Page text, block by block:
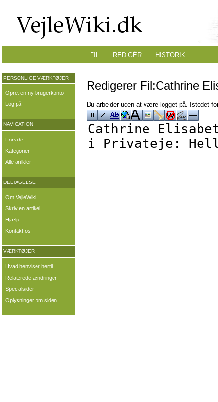
Redigerer Fil:Cathrine
Du arbejder uden at være logget på. Istedet
FIL REDIGÉR HISTORIK
PERSONLIGE VÆRKTØJER
Opret en ny brugerkonto
Log på
NAVIGATION
Forside
Kategorier
Alle artikler
DELTAGELSE
Om VejleWiki
Skriv en artikel
Hjælp
Kontakt os
VÆRKTØJER
Hvad henviser hertil
Relaterede ændringer
Specialsider
Oplysninger om siden